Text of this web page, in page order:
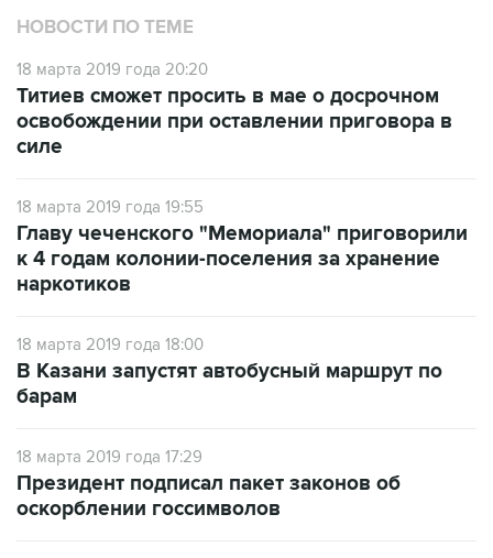
НОВОСТИ ПО ТЕМЕ
18 марта 2019 года 20:20
Титиев сможет просить в мае о досрочном
освобождении при оставлении приговора в
силе
18 марта 2019 года 19:55
Главу чеченского "Мемориала" приговорили
к 4 годам колонии-поселения за хранение
наркотиков
18 марта 2019 года 18:00
В Казани запустят автобусный маршрут по
барам
18 марта 2019 года 17:29
Президент подписал пакет законов об
оскорблении госсимволов